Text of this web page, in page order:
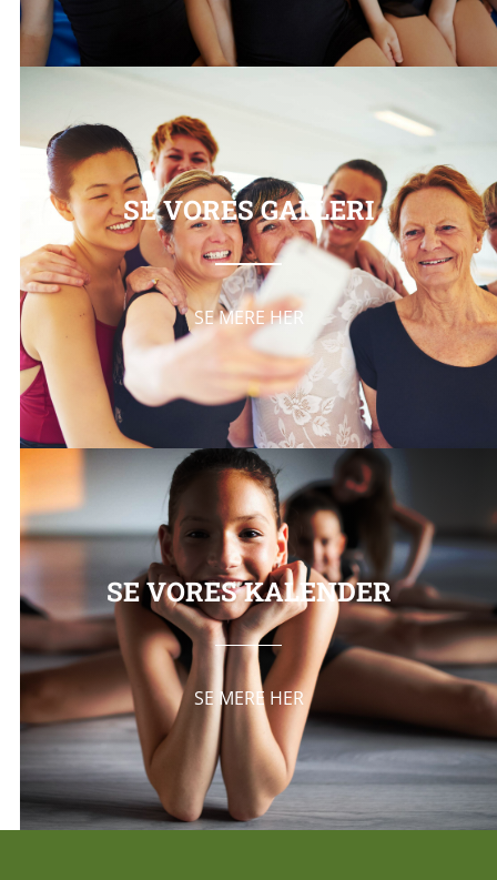
SE VORES GALLERI
SE MERE HER
SE VORES KALENDER
SE MERE HER